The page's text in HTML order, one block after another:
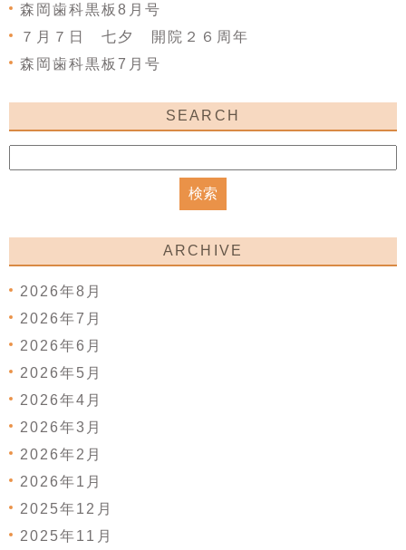
森岡歯科黒板8月号
７月７日 七夕 開院２６周年
森岡歯科黒板7月号
SEARCH
ARCHIVE
2026年8月
2026年7月
2026年6月
2026年5月
2026年4月
2026年3月
2026年2月
2026年1月
2025年12月
2025年11月